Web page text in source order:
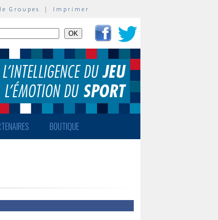
Groupes | Imprimer
BOUTIQUE